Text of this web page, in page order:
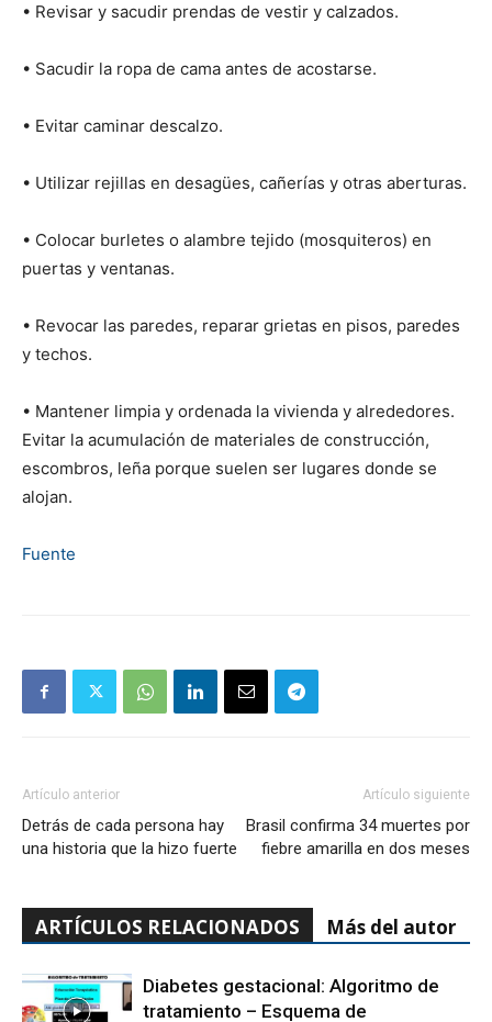
• Revisar y sacudir prendas de vestir y calzados.
• Sacudir la ropa de cama antes de acostarse.
• Evitar caminar descalzo.
• Utilizar rejillas en desagües, cañerías y otras aberturas.
• Colocar burletes o alambre tejido (mosquiteros) en
puertas y ventanas.
• Revocar las paredes, reparar grietas en pisos, paredes
y techos.
• Mantener limpia y ordenada la vivienda y alrededores.
Evitar la acumulación de materiales de construcción,
escombros, leña porque suelen ser lugares donde se
alojan.
Fuente
Artículo anterior
Detrás de cada persona hay
una historia que la hizo fuerte
Artículo siguiente
Brasil confirma 34 muertes por
fiebre amarilla en dos meses
ARTÍCULOS RELACIONADOS Más del autor
Diabetes gestacional: Algoritmo de
tratamiento – Esquema de